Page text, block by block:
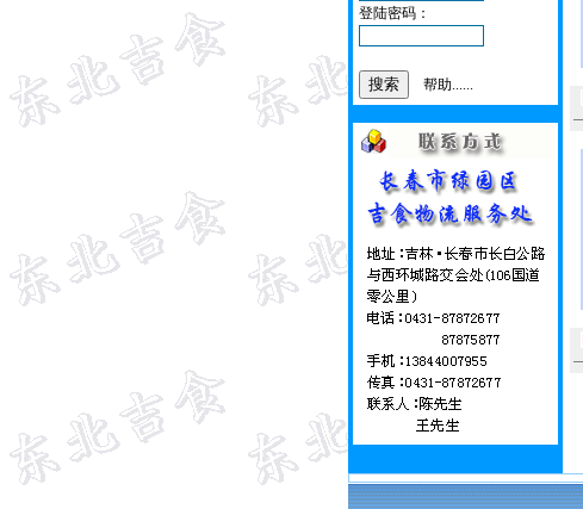
登陆密码：
帮助......